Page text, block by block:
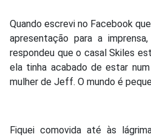
Quando escrevi no Facebook
apresentação para a
respondeu que o casal Skiles
ela tinha acabado de estar
mulher de Jeff. O mundo é
Fiquei comovida até às